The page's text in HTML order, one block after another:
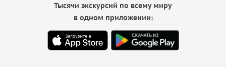
Тысячи экскурсий по всему миру
в одном приложении: